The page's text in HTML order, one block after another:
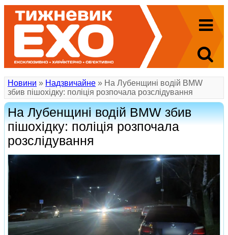
Новини » Надзвичайне » На Лубенщині водій BMW
збив пішохідку: поліція розпочала розслідування
На Лубенщині водій BMW збив
пішохідку: поліція розпочала
розслідування